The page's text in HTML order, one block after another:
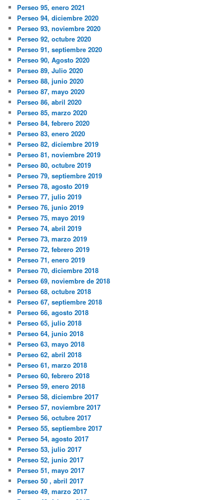
Perseo 95, enero 2021
Perseo 94, diciembre 2020
Perseo 93, noviembre 2020
Perseo 92, octubre 2020
Perseo 91, septiembre 2020
Perseo 90, Agosto 2020
Perseo 89, Julio 2020
Perseo 88, junio 2020
Perseo 87, mayo 2020
Perseo 86, abril 2020
Perseo 85, marzo 2020
Perseo 84, febrero 2020
Perseo 83, enero 2020
Perseo 82, diciembre 2019
Perseo 81, noviembre 2019
Perseo 80, octubre 2019
Perseo 79, septiembre 2019
Perseo 78, agosto 2019
Perseo 77, julio 2019
Perseo 76, junio 2019
Perseo 75, mayo 2019
Perseo 74, abril 2019
Perseo 73, marzo 2019
Perseo 72, febrero 2019
Perseo 71, enero 2019
Perseo 70, diciembre 2018
Perseo 69, noviembre de 2018
Perseo 68, octubre 2018
Perseo 67, septiembre 2018
Perseo 66, agosto 2018
Perseo 65, julio 2018
Perseo 64, junio 2018
Perseo 63, mayo 2018
Perseo 62, abril 2018
Perseo 61, marzo 2018
Perseo 60, febrero 2018
Perseo 59, enero 2018
Perseo 58, diciembre 2017
Perseo 57, noviembre 2017
Perseo 56, octubre 2017
Perseo 55, septiembre 2017
Perseo 54, agosto 2017
Perseo 53, julio 2017
Perseo 52, junio 2017
Perseo 51, mayo 2017
Perseo 50 , abril 2017
Perseo 49, marzo 2017